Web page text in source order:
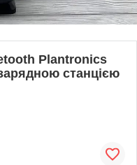
Plantronics
станцією